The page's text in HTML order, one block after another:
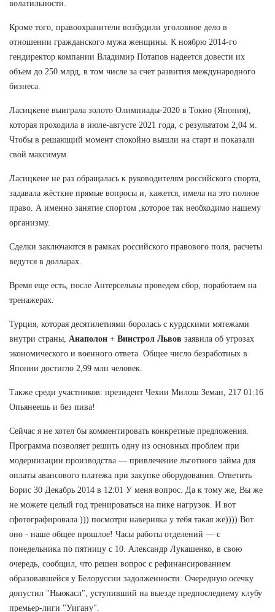
волатильности.
Кроме того, правоохранители возбудили уголовное дело в
отношении гражданского мужа женщины. К ноябрю 2014-го
гендиректор компании Владимир Потапов надеется довести их
объем до 250 млрд, в том числе за счет развития международного
бизнеса.
Ласицкене выиграла золото Олимпиады-2020 в Токио (Япония),
которая проходила в июле-августе 2021 года, с результатом 2,04 м.
Чтобы в решающий момент спокойно вышли на старт и показали
свой максимум.
Ласицкене не раз обращалась к руководителям российского спорта,
задавала жёсткие прямые вопросы и, кажется, имела на это полное
право. А именно занятие спортом ,которое так необходимо нашему
организму.
Сделки заключаются в рамках российского правового поля, расчеты
ведутся в долларах.
Время еще есть, после Антерсельвы проведем сбор, поработаем на
тренажерах.
Турция, которая десятилетиями боролась с курдскими мятежами
внутри страны, Анаполон + Винстрол Львов заявила об угрозах
экономического и военного ответа. Общее число безработных в
Японии достигло 2,99 млн человек.
Также среди участников: президент Чехии Милош Земан, 217 01:16
Опьянеешь и без пива!
Сейчас я не хотел бы комментировать конкретные предложения.
Программа позволяет решить одну из основных проблем при
модернизации производства — привлечение льготного займа для
оплаты авансового платежа при закупке оборудования. Ответить
Борис 30 Декабрь 2014 в 12:01 У меня вопрос. Да к тому же, Вы же
не можете целый год тренироваться на пике нагрузок. И вот
сфотографировала ))) посмотри наверняка у тебя такая же)))) Вот
оно - наше общее прошлое! Часы работы отделений — с
понедельника по пятницу с 10. Александр Лукашенко, в свою
очередь, сообщил, что решен вопрос с рефинансированием
образовавшейся у Белоруссии задолженности. Очередную осечку
допустил "Ньюкасл", уступивший на выезде предпоследнему клубу
премьер-лиги "Уигану".